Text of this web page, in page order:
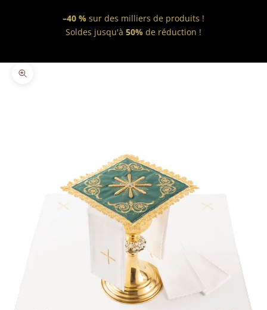
–40 % sur des milliers de produits !
Soldes jusqu'à 50% de réduction !
Zoomer sur l'image